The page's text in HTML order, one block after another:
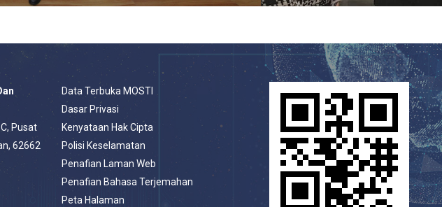
Pusat
62662
Data Terbuka MOSTI
Dasar Privasi
Kenyataan Hak Cipta
Polisi Keselamatan
Penafian Laman Web
Penafian Bahasa Terjemahan
Peta Halaman